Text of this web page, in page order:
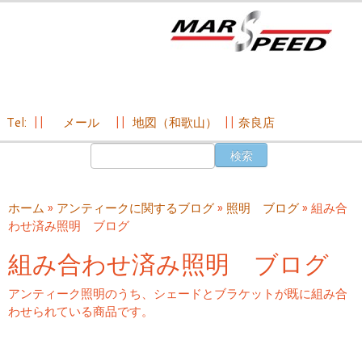
ン
ツ
ス
キ
ッ
プ
Tel: メール 地図（和歌山） 奈良店
ホーム » アンティークに関するブログ» 照明 ブログ» 組み合
わせ済み照明 ブログ
組み合わせ済み照明 ブログ
アンティーク照明のうち、シェードとブラケットが既に組み合
わせられている商品です。